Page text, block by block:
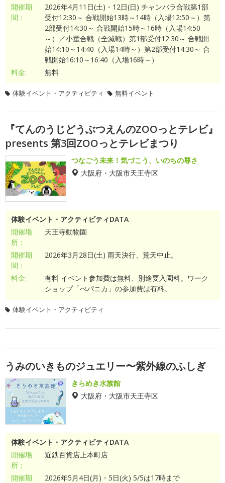
開催期
間：
2026年4月11日(土)・12日(日) チャンバラ合戦第1部
受付12:30～ 合戦開始13時～14時（入場12:50～）第
2部受付14:30～ 合戦開始15時～16時（入場14:50
～）／小童合戦（全滅戦）第1部受付12:30～ 合戦開
始14:10～14:40（入場14時～）第2部受付14:30～ 合
戦開始16:10～16:40（入場16時～）
料金:
無料
体験イベント・アクティビティ 無料イベント
『てんのうじどうぶつえんのZOOっとテレビ』
presents 第3回ZOOっとテレビまつり
つなごう未来！気づこう、いのちの尊さ
大阪府・大阪市天王寺区
体験イベント・アクティビティDATA
開催場
所：
天王寺動物園
開催期
間：
2026年3月28日(土) 雨天決行、荒天中止。
料金:
有料 イベント参加費は無料、別途要入園料。ワーク
ショップ「ぺパニカ」の参加費は有料。
体験イベント・アクティビティ
うみのいきものジュエリー〜紫外線のふしぎ
きらめき水族館
大阪府・大阪市天王寺区
体験イベント・アクティビティDATA
開催場
所：
近鉄百貨店上本町店
開催期
2026年5月4日(月)・5日(火) 5/5は17時まで